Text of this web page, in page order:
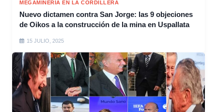
MEGAMINERÍA EN LA CORDILLERA
Nuevo dictamen contra San Jorge: las 9 objeciones
de Oikos a la construcción de la mina en Uspallata
15 JULIO, 2025